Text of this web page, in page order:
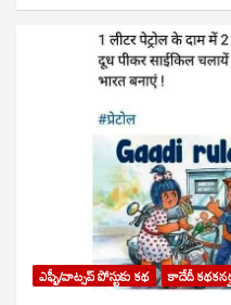
ఎఫ్బీ/వాట్సప్ పోస్టుకు కథ కాదేదీ